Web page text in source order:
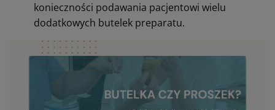
konieczności podawania pacjentowi wielu
dodatkowych butelek preparatu.